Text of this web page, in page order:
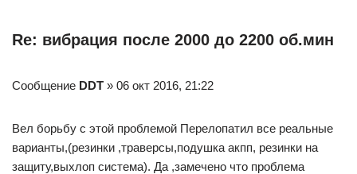
Re: вибрация после 2000 до 2200 об.мин
Сообщение DDT » 06 окт 2016, 21:22
Вел борьбу с этой проблемой Перелопатил все реальные
варианты,(резинки ,траверсы,подушка акпп, резинки на
защиту,выхлоп система). Да ,замечено что проблема